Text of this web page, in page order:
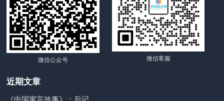
微信公众号 微信客服
近期文章
《中国寓言故事》：后记